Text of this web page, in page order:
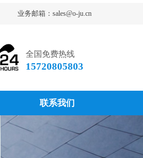
业务邮箱：sales@o-ju.cn
联系我们
全国免费热线
15720805803